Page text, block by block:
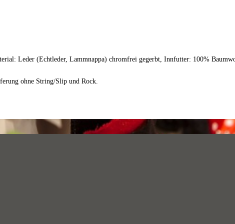
Leder (Echtleder, Lammnappa) chromfrei gegerbt, Innfutter: 100%
ohne String/Slip und Rock.